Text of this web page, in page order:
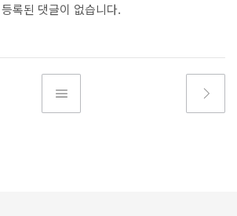
등록된 댓글이 없습니다.